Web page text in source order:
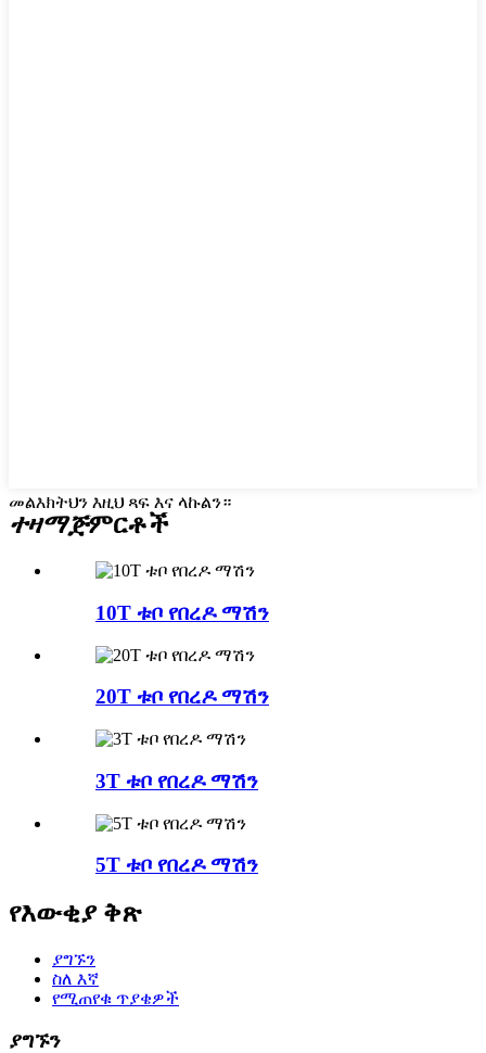
መልእክትህን እዚህ ጻፍ እና ላኩልን።
ተዛማጅምርቶች
10T ቱቦ የበረዶ ማሽን
20T ቱቦ የበረዶ ማሽን
3T ቱቦ የበረዶ ማሽን
5T ቱቦ የበረዶ ማሽን
የእውቂያ ቅጽ
ያግኙን
ስለ እኛ
የሚጠየቁ ጥያቄዎች
ያግኙን